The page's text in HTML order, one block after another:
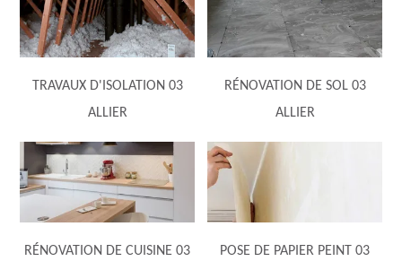
TRAVAUX D'ISOLATION 03
ALLIER
RÉNOVATION DE SOL 03
ALLIER
RÉNOVATION DE CUISINE 03
POSE DE PAPIER PEINT 03